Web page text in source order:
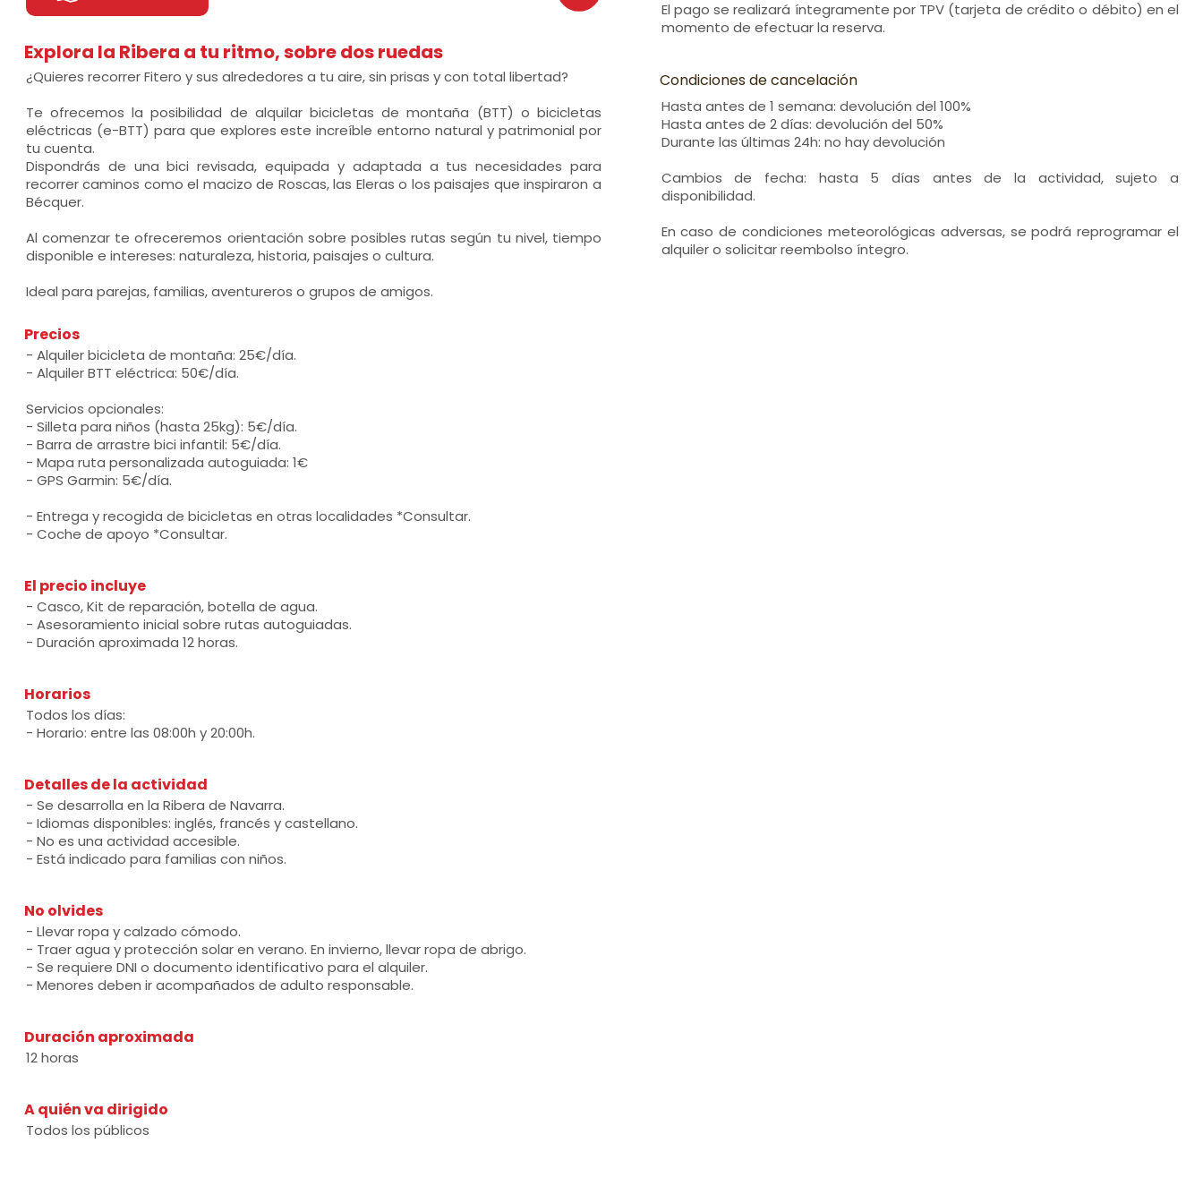
Explora la Ribera a tu ritmo, sobre dos ruedas
¿Quieres recorrer Fitero y sus alrededores a tu aire, sin prisas y con total libertad?
Te ofrecemos la posibilidad de alquilar bicicletas de montaña (BTT) o bicicletas
eléctricas (e-BTT) para que explores este increíble entorno natural y patrimonial por
tu cuenta.
Dispondrás de una bici revisada, equipada y adaptada a tus necesidades para
recorrer caminos como el macizo de Roscas, las Eleras o los paisajes que inspiraron a
Bécquer.
Al comenzar te ofreceremos orientación sobre posibles rutas según tu nivel, tiempo
disponible e intereses: naturaleza, historia, paisajes o cultura.
Ideal para parejas, familias, aventureros o grupos de amigos.
Precios
- Alquiler bicicleta de montaña: 25€/día.
- Alquiler BTT eléctrica: 50€/día.
Servicios opcionales:
- Silleta para niños (hasta 25kg): 5€/día.
- Barra de arrastre bici infantil: 5€/día.
- Mapa ruta personalizada autoguiada: 1€
- GPS Garmin: 5€/día.
- Entrega y recogida de bicicletas en otras localidades *Consultar.
- Coche de apoyo *Consultar.
El precio incluye
- Casco, Kit de reparación, botella de agua.
- Asesoramiento inicial sobre rutas autoguiadas.
- Duración aproximada 12 horas.
Horarios
Todos los días:
- Horario: entre las 08:00h y 20:00h.
Detalles de la actividad
- Se desarrolla en la Ribera de Navarra.
- Idiomas disponibles: inglés, francés y castellano.
- No es una actividad accesible.
- Está indicado para familias con niños.
No olvides
- Llevar ropa y calzado cómodo.
- Traer agua y protección solar en verano. En invierno, llevar ropa de abrigo.
- Se requiere DNI o documento identificativo para el alquiler.
- Menores deben ir acompañados de adulto responsable.
Duración aproximada
12 horas
A quién va dirigido
Todos los públicos
El pago se realizará íntegramente por TPV (tarjeta de crédito o débito) en el
momento de efectuar la reserva.
Condiciones de cancelación
Hasta antes de 1 semana: devolución del 100%
Hasta antes de 2 días: devolución del 50%
Durante las últimas 24h: no hay devolución
Cambios de fecha: hasta 5 días antes de la actividad, sujeto a
disponibilidad.
En caso de condiciones meteorológicas adversas, se podrá reprogramar el
alquiler o solicitar reembolso íntegro.